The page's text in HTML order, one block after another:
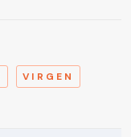
VIRGEN